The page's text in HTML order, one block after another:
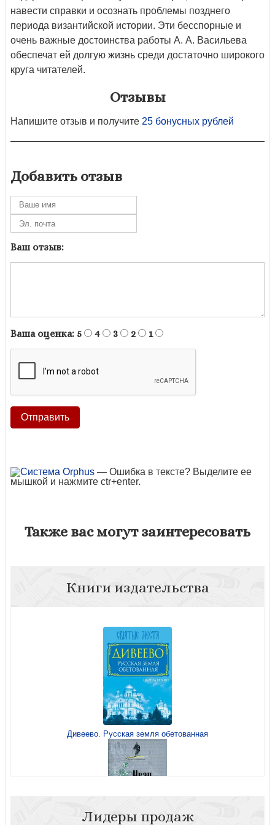
навести справки и осознать проблемы позднего
периода византийской истории. Эти бесспорные и
очень важные достоинства работы А. А. Васильева
обеспечат ей долгую жизнь среди достаточно широкого
круга читателей.
Отзывы
Напишите отзыв и получите 25 бонусных рублей
Добавить отзыв
Ваш отзыв:
Ваша оценка: 5 4 3 2 1
— Ошибка в тексте? Выделите ее
мышкой и нажмите ctr+enter.
Также вас могут заинтересовать
Книги издательства
Дивеево. Русская земля обетованная
Лидеры продаж